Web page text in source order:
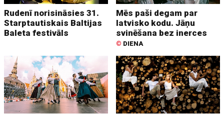
Rudenī norisināsies 31.
Starptautiskais Baltijas
Baleta festivāls
Mēs paši degam par
latvisko kodu. Jāņu
svinēšana bez inerces
© DIENA